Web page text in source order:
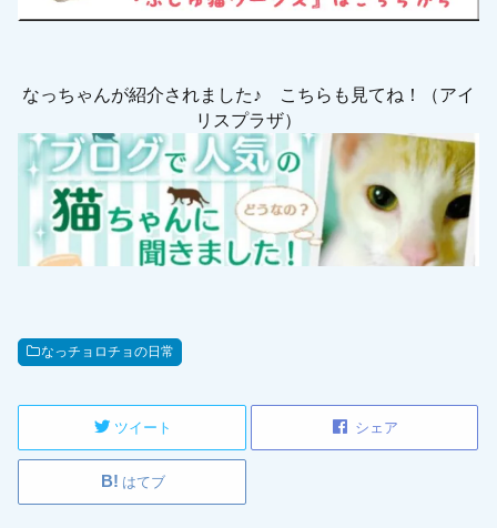
なっちゃんが紹介されました♪ こちらも見てね！（アイ
リスプラザ）
なっチョロチョの日常
ツイート シェア
はてブ